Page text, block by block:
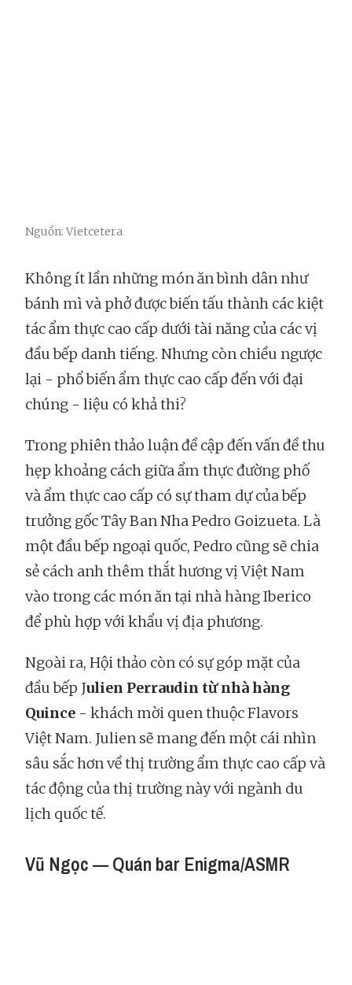
Nguồn: Vietcetera
Không ít lần những món ăn bình dân như
bánh mì và phở được biến tấu thành các kiệt
tác ẩm thực cao cấp dưới tài năng của các vị
đầu bếp danh tiếng. Nhưng còn chiều ngược
lại - phổ biến ẩm thực cao cấp đến với đại
chúng - liệu có khả thi?
Trong phiên thảo luận đề cập đến vấn đề thu
hẹp khoảng cách giữa ẩm thực đường phố
và ẩm thực cao cấp có sự tham dự của bếp
trưởng gốc Tây Ban Nha Pedro Goizueta. Là
một đầu bếp ngoại quốc, Pedro cũng sẽ chia
sẻ cách anh thêm thắt hương vị Việt Nam
vào trong các món ăn tại nhà hàng Iberico
để phù hợp với khẩu vị địa phương.
Ngoài ra, Hội thảo còn có sự góp mặt của
đầu bếp Julien Perraudin từ nhà hàng
Quince - khách mời quen thuộc Flavors
Việt Nam. Julien sẽ mang đến một cái nhìn
sâu sắc hơn về thị trường ẩm thực cao cấp và
tác động của thị trường này với ngành du
lịch quốc tế.
Vũ Ngọc — Quán bar Enigma/ASMR